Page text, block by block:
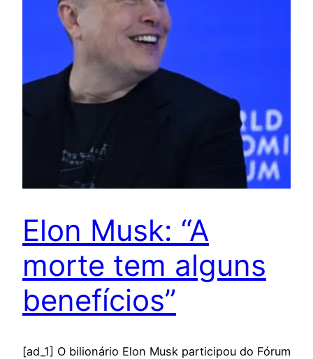
Elon Musk: “A
morte tem alguns
benefícios”
[ad_1] O bilionário Elon Musk participou do Fórum